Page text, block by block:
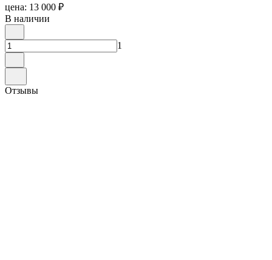
цена: 13 000 ₽
В наличии
1
Отзывы